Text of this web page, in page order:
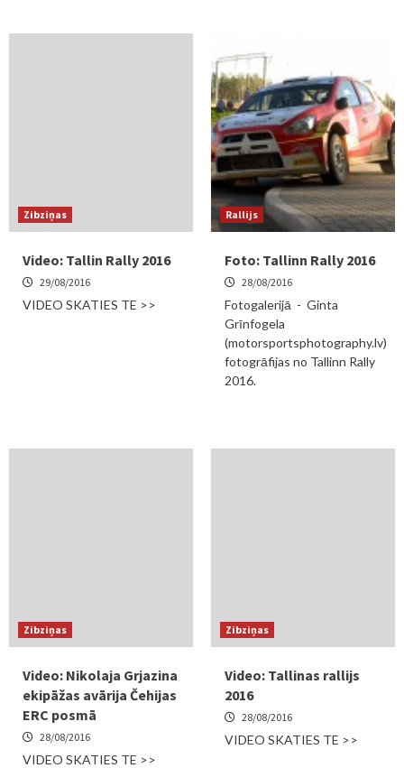
Zibziņas
Video: Tallin Rally 2016
29/08/2016
VIDEO SKATIES TE >>
Rallijs
Foto: Tallinn Rally 2016
28/08/2016
Fotogalerijā - Ginta
Grīnfogela
(motorsportsphotography.lv)
fotogrāfijas no Tallinn Rally
2016.
Zibziņas
Video: Nikolaja Grjazina
ekipāžas avārija Čehijas
ERC posmā
28/08/2016
VIDEO SKATIES TE >>
Zibziņas
Video: Tallinas rallijs
2016
28/08/2016
VIDEO SKATIES TE >>